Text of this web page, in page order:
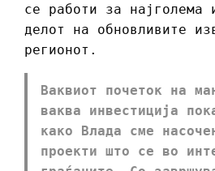
се работи за најголема
делот на обновливите
регионот.
Ваквиот почеток на
ваква инвестиција
како Влада сме
проекти што се во